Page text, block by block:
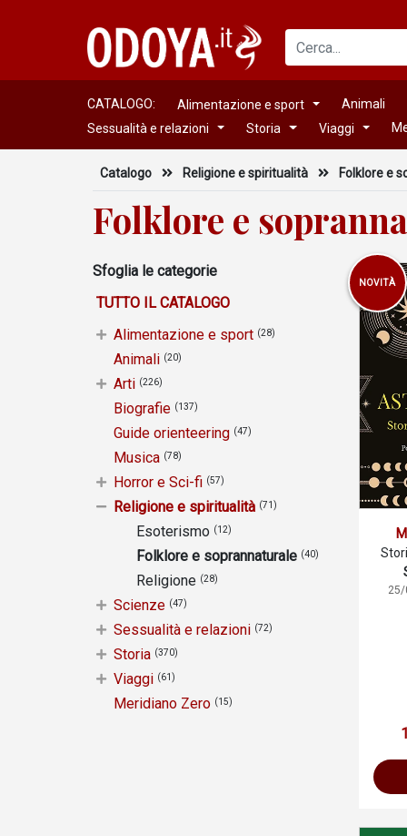
CATALOGO: Alimentazione e sport
Animali
Sessualità e relazioni
Storia Viaggi
Catalogo Religione e spiritualità Folklore e
Folklore e
Sfoglia le categorie
TUTTO IL CATALOGO
Alimentazione e sport (28)
Animali (20)
Arti (226)
Biografie (137)
Guide orienteering (47)
Musica (78)
Horror e Sci-fi (57)
Religione e spiritualità (71)
Esoterismo (12)
Folklore e soprannaturale (40)
Religione (28)
Scienze (47)
Sessualità e relazioni (72)
Storia (370)
Viaggi (61)
Meridiano Zero (15)
NOVITÀ
25/